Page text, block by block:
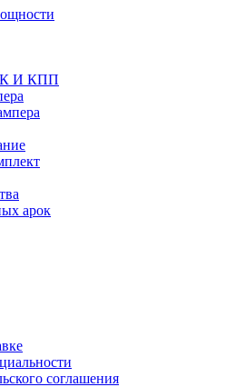
И КПП
арок
соглашения